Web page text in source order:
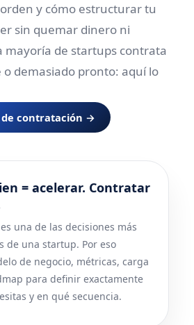
y cómo estructurar tu
sin quemar dinero ni
mayoría de startups contrata
demasiado pronto: aquí lo
contratación →
= acelerar. Contratar
una de las decisiones más
de una startup. Por eso
de negocio, métricas, carga
para definir exactamente
y en qué secuencia.